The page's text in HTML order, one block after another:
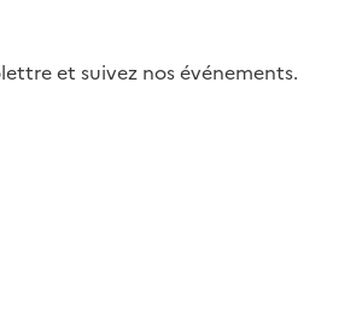
et suivez nos événements.